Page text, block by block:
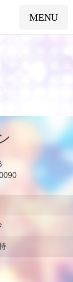
MENU
ANIME
CLUB